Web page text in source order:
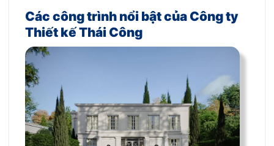
Các công trình nổi bật của Công ty
Thiết kế Thái Công